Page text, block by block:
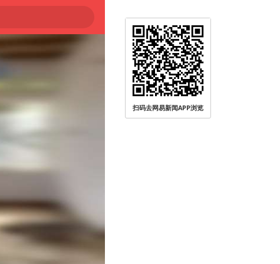
扫码去网易新闻APP浏览